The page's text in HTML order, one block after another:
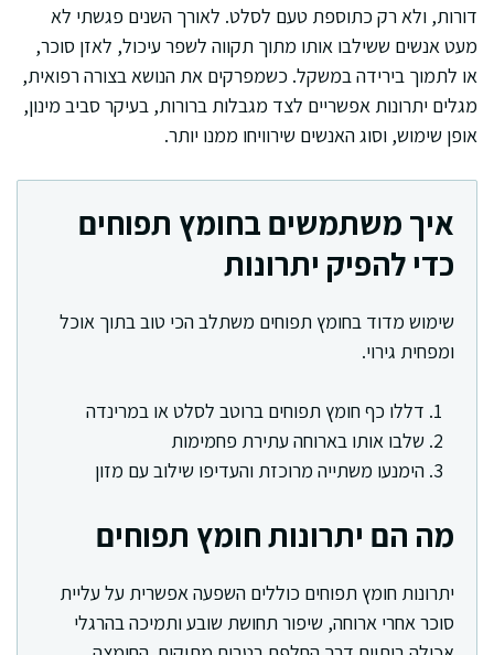
דורות, ולא רק כתוספת טעם לסלט. לאורך השנים פגשתי לא
מעט אנשים ששילבו אותו מתוך תקווה לשפר עיכול, לאזן סוכר,
או לתמוך בירידה במשקל. כשמפרקים את הנושא בצורה רפואית,
מגלים יתרונות אפשריים לצד מגבלות ברורות, בעיקר סביב מינון,
אופן שימוש, וסוג האנשים שירוויחו ממנו יותר.
איך משתמשים בחומץ תפוחים
כדי להפיק יתרונות
שימוש מדוד בחומץ תפוחים משתלב הכי טוב בתוך אוכל
ומפחית גירוי.
דללו כף חומץ תפוחים ברוטב לסלט או במרינדה
שלבו אותו בארוחה עתירת פחמימות
הימנעו משתייה מרוכזת והעדיפו שילוב עם מזון
מה הם יתרונות חומץ תפוחים
יתרונות חומץ תפוחים כוללים השפעה אפשרית על עליית
סוכר אחרי ארוחה, שיפור תחושת שובע ותמיכה בהרגלי